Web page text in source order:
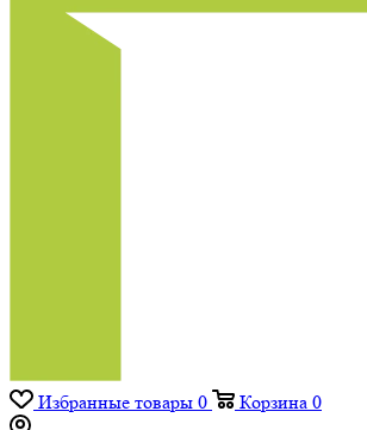
Избранные товары 0 Корзина 0